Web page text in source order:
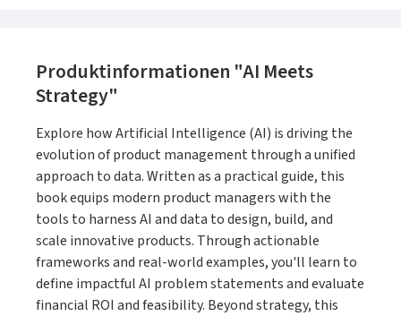
Produktinformationen "AI Meets
Strategy"
Explore how Artificial Intelligence (AI) is driving the
evolution of product management through a unified
approach to data. Written as a practical guide, this
book equips modern product managers with the
tools to harness AI and data to design, build, and
scale innovative products. Through actionable
frameworks and real-world examples, you'll learn to
define impactful AI problem statements and evaluate
financial ROI and feasibility. Beyond strategy, this